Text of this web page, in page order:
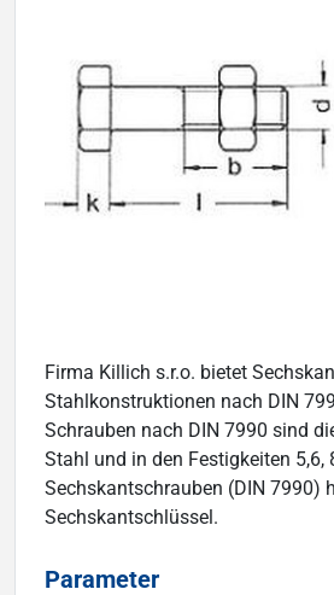
Firma Killich s.r.o. bietet
Stahlkonstruktionen nach DIN
Schrauben nach DIN 7990 sind
Stahl und in den Festigkeiten 5,6,
Sechskantschrauben (DIN 7990)
Sechskantschlüssel.
Parameter